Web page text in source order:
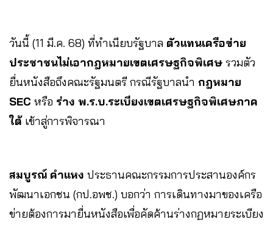
วันนี้ (11 มี.ค. 68) ที่ทำเนียบรัฐบาล ตัวแทนเครือข่าย
ประชาชนไม่เอากฎหมายเขตเศรษฐกิจพิเศษ รวมตัว
ยื่นหนังสือถึงคณะรัฐมนตรี กรณีรัฐบาลนำ กฎหมาย
SEC หรือ ร่าง พ.ร.บ.ระเบียงเขตเศรษฐกิจพิเศษภาค
ใต้เข้าสู่การพิจารณา
สมบูรณ์ คำแหง ประธานคณะกรรมการประสานองค์กร
พัฒนาเอกชน (กป.อพช.) บอกว่า การเดินทางมาของเครือ
ข่ายต้องการมายื่นหนังสือเพื่อคัดค้านร่างกฏหมายระเบียง